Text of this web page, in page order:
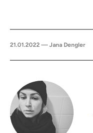
21.01.2022 — Jana Dengler